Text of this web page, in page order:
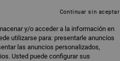
y/o acceder a la información en
utilizarse para: presentarle anuncios
las anuncios personalizados,
Usted puede configurar sus
Continuar sin aceptar